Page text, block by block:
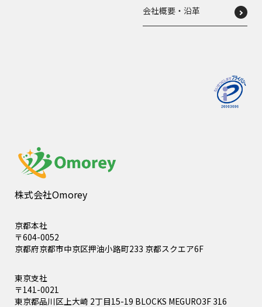
株式会社Omorey
京都本社
〒604-0052
京都府京都市中京区押油小路町233 京都スクエア6F
東京支社
〒141-0021
東京都品川区上大崎 2丁目15-19 BLOCKS MEGURO3F 316
会社概要・沿革